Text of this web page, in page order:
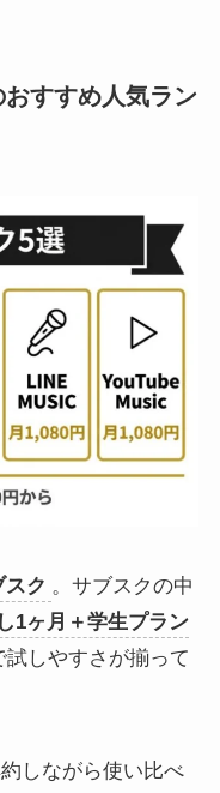
すすめ人気ラン
ク 。サブスクの中
1ヶ月＋学生プラン
しやすさが揃って
しながら使い比べ